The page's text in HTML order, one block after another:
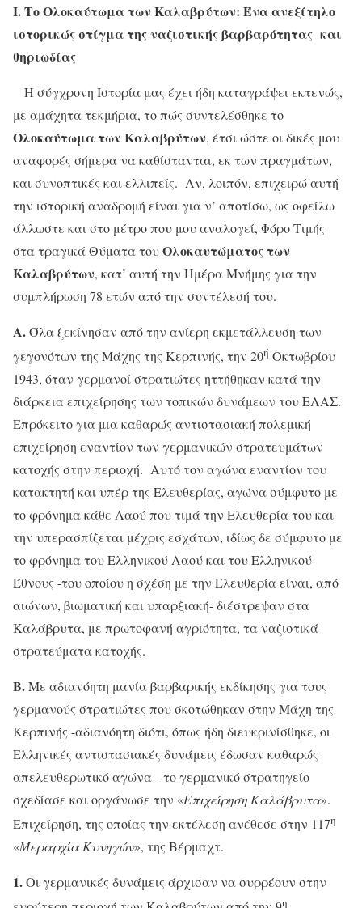
Ι. Το Ολοκαύτωμα των Καλαβρύτων: Ένα ανεξίτηλο
ιστορικώς στίγμα της ναζιστικής βαρβαρότητας και
θηριωδίας
Η σύγχρονη Ιστορία μας έχει ήδη καταγράψει εκτενώς,
με αμάχητα τεκμήρια, το πώς συντελέσθηκε το
Ολοκαύτωμα των Καλαβρύτων, έτσι ώστε οι δικές μου
αναφορές σήμερα να καθίστανται, εκ των πραγμάτων,
και συνοπτικές και ελλιπείς. Αν, λοιπόν, επιχειρώ αυτή
την ιστορική αναδρομή είναι για ν’ αποτίσω, ως οφείλω
άλλωστε και στο μέτρο που μου αναλογεί, Φόρο Τιμής
στα τραγικά Θύματα τουΟλοκαυτώματος των
Καλαβρύτων, κατ’ αυτή την Ημέρα Μνήμης για την
συμπλήρωση 78 ετών από την συντέλεσή του.
Α.Όλα ξεκίνησαν από την ανίερη εκμετάλλευση των
γεγονότων της Μάχης της Κερπινής, την 20ή Οκτωβρίου
1943, όταν γερμανοί στρατιώτες ηττήθηκαν κατά την
διάρκεια επιχείρησης των τοπικών δυνάμεων του ΕΛΑΣ.
Επρόκειτο για μια καθαρώς αντιστασιακή πολεμική
επιχείρηση εναντίον των γερμανικών στρατευμάτων
κατοχής στην περιοχή. Αυτό τον αγώνα εναντίον του
κατακτητή και υπέρ της Ελευθερίας, αγώνα σύμφυτο με
το φρόνημα κάθε Λαού που τιμά την Ελευθερία του και
την υπερασπίζεται μέχρις εσχάτων, ιδίως δε σύμφυτο με
το φρόνημα του Ελληνικού Λαού και του Ελληνικού
Έθνους -του οποίου η σχέση με την Ελευθερία είναι, από
αιώνων, βιωματική και υπαρξιακή- διέστρεψαν στα
Καλάβρυτα, με πρωτοφανή αγριότητα, τα ναζιστικά
στρατεύματα κατοχής.
Β.Με αδιανόητη μανία βαρβαρικής εκδίκησης για τους
γερμανούς στρατιώτες που σκοτώθηκαν στην Μάχη της
Κερπινής -αδιανόητη διότι, όπως ήδη διευκρινίσθηκε, οι
Ελληνικές αντιστασιακές δυνάμεις έδωσαν καθαρώς
απελευθερωτικό αγώνα- το γερμανικό στρατηγείο
σχεδίασε και οργάνωσε την «Επιχείρηση Καλάβρυτα».
Επιχείρηση, της οποίας την εκτέλεση ανέθεσε στην 117η
«Μεραρχία Κυνηγών», της Βέρμαχτ.
1.Οι γερμανικές δυνάμεις άρχισαν να συρρέουν στην
η